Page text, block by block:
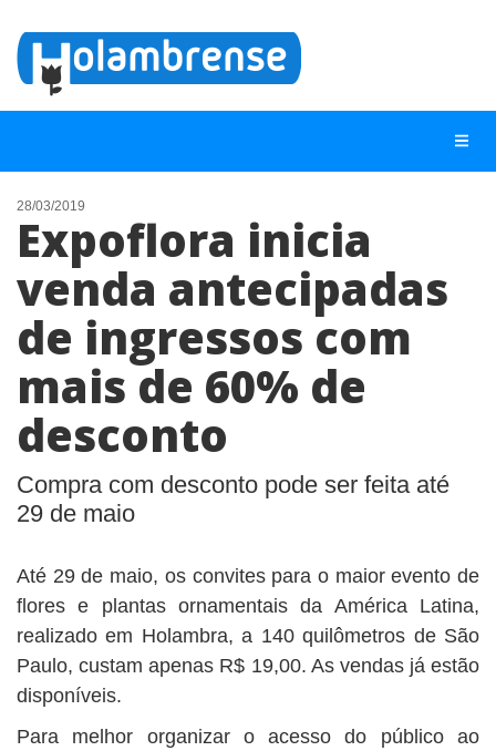
NOTÍCIAS
LISTA DIGITAL
TELEFONES ÚTEIS
ANUNCIE
28/03/2019
Expoflora inicia
venda antecipadas
de ingressos com
mais de 60% de
desconto
Compra com desconto pode ser feita até
29 de maio
Até 29 de maio, os convites para o maior evento de
flores e plantas ornamentais da América Latina,
realizado em Holambra, a 140 quilômetros de São
Paulo, custam apenas R$ 19,00. As vendas já estão
disponíveis.
Para melhor organizar o acesso do público ao